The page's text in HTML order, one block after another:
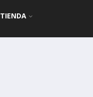
TIENDA